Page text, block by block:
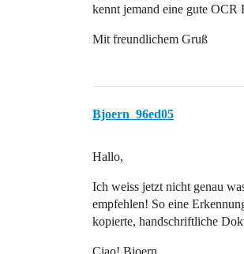
kennt jemand eine gute OCR
Mit freundlichem Gruß
Bjoern_96ed05
Hallo,
Ich weiss jetzt nicht genau
empfehlen! So eine
kopierte, handschriftliche
Ciao! Bjoern